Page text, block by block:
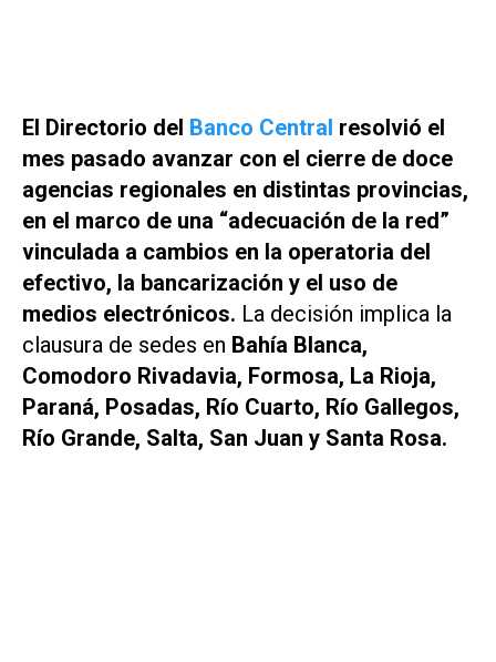
El Directorio del Banco Central resolvió el
mes pasado avanzar con el cierre de doce
agencias regionales en distintas provincias,
en el marco de una “adecuación de la red”
vinculada a cambios en la operatoria del
efectivo, la bancarización y el uso de
medios electrónicos. La decisión implica la
clausura de sedes en Bahía Blanca,
Comodoro Rivadavia, Formosa, La Rioja,
Paraná, Posadas, Río Cuarto, Río Gallegos,
Río Grande, Salta, San Juan y Santa Rosa.